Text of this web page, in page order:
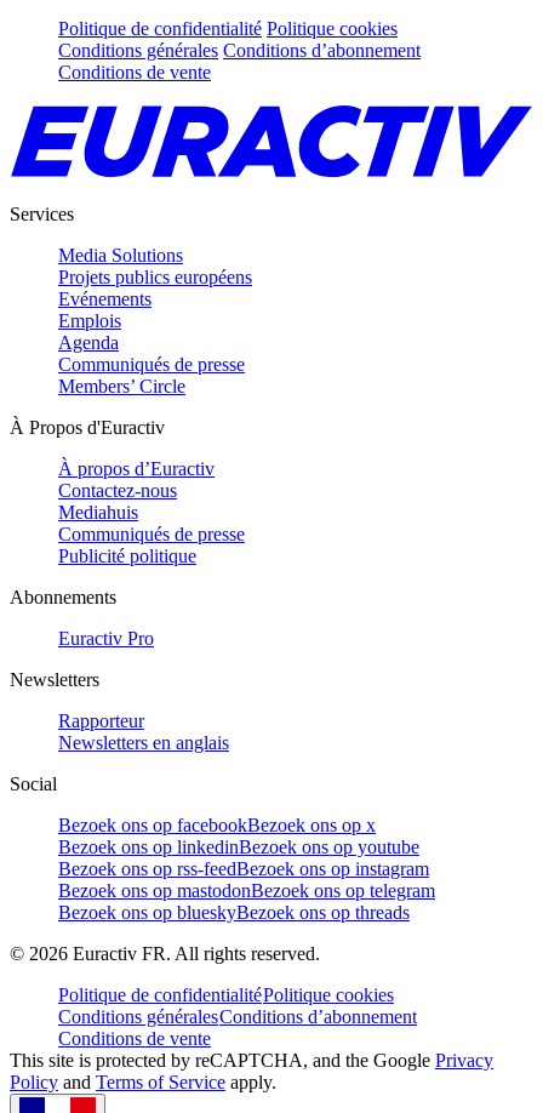
Politique de confidentialité Politique cookies
Conditions générales Conditions d’abonnement
Conditions de vente
Services
Media Solutions
Projets publics européens
Evénements
Emplois
Agenda
Communiqués de presse
Members’ Circle
À Propos d'Euractiv
À propos d’Euractiv
Contactez-nous
Mediahuis
Communiqués de presse
Publicité politique
Abonnements
Euractiv Pro
Newsletters
Rapporteur
Newsletters en anglais
Social
Bezoek ons op facebookBezoek ons op x
Bezoek ons op linkedinBezoek ons op youtube
Bezoek ons op rss-feedBezoek ons op instagram
Bezoek ons op mastodonBezoek ons op telegram
Bezoek ons op blueskyBezoek ons op threads
© 2026 Euractiv FR. All rights reserved.
Politique de confidentialitéPolitique cookies
Conditions généralesConditions d’abonnement
Conditions de vente
This site is protected by reCAPTCHA, and the Google Privacy
Policy and Terms of Service apply.